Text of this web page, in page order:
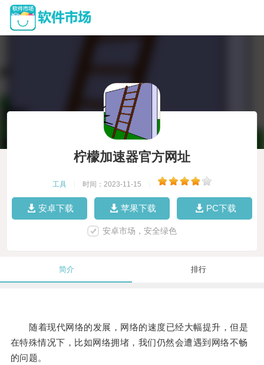
柠檬加速器官方网址
工具 时间：2023-11-15
安卓下载 苹果下载 PC下载
安卓市场，安全绿色
简介 排行
随着现代网络的发展，网络的速度已经大幅提升，但是
在特殊情况下，比如网络拥堵，我们仍然会遭遇到网络不畅
的问题。